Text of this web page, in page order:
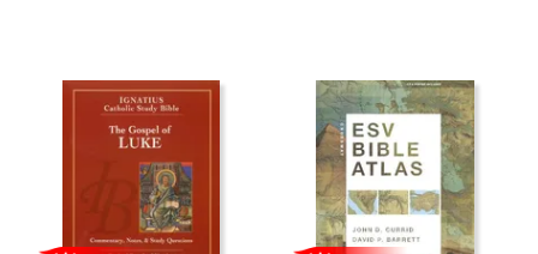
dcto.
15%
dcto.